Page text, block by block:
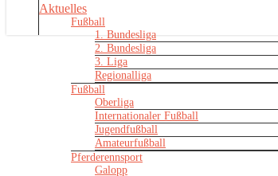
Aktuelles
Fußball
1. Bundesliga
2. Bundesliga
3. Liga
Regionalliga
Fußball
Oberliga
Internationaler Fußball
Jugendfußball
Amateurfußball
Pferderennsport
Galopp